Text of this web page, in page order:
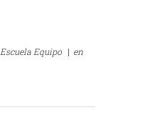
Escuela Equipo | en